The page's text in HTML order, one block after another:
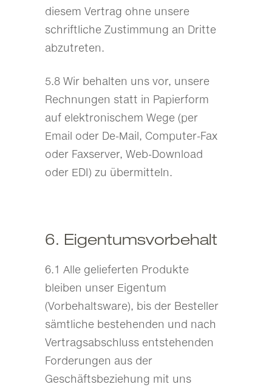
diesem Vertrag ohne unsere
schriftliche Zustimmung an Dritte
abzutreten.
5.8 Wir behalten uns vor, unsere
Rechnungen statt in Papierform
auf elektronischem Wege (per
Email oder De-Mail, Computer-Fax
oder Faxserver, Web-Download
oder EDI) zu übermitteln.
6. Eigentumsvorbehalt
6.1 Alle gelieferten Produkte
bleiben unser Eigentum
(Vorbehaltsware), bis der Besteller
sämtliche bestehenden und nach
Vertragsabschluss entstehenden
Forderungen aus der
Geschäftsbeziehung mit uns